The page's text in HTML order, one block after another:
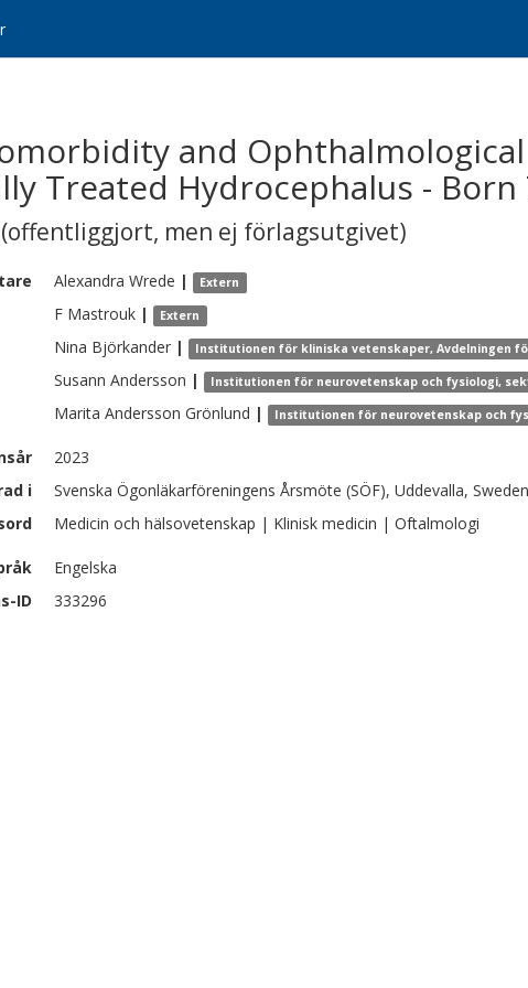
and
Treated Hydrocephalus - Born
men ej förlagsutgivet)
Alexandra Wrede | Extern
F Mastrouk | Extern
Nina Björkander | Institutionen för kliniska vetenskaper, Avdelningen
Susann Andersson | Institutionen för neurovetenskap och fysiologi,
Marita Andersson Grönlund | Institutionen för neurovetenskap och
2023
i
Svenska Ögonläkarföreningens Årsmöte (SÖF), Uddevalla,
Medicin och hälsovetenskap | Klinisk medicin | Oftalmologi
Engelska
ID
333296